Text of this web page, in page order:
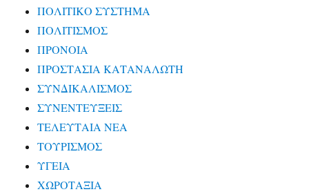
ΠΟΛΙΤΙΚΟ ΣΥΣΤΗΜΑ
ΠΟΛΙΤΙΣΜΟΣ
ΠΡΟΝΟΙΑ
ΠΡΟΣΤΑΣΙΑ ΚΑΤΑΝΑΛΩΤΗ
ΣΥΝΔΙΚΑΛΙΣΜΟΣ
ΣΥΝΕΝΤΕΥΞΕΙΣ
ΤΕΛΕΥΤΑΙΑ ΝΕΑ
ΤΟΥΡΙΣΜΟΣ
ΥΓΕΙΑ
ΧΩΡΟΤΑΞΙΑ